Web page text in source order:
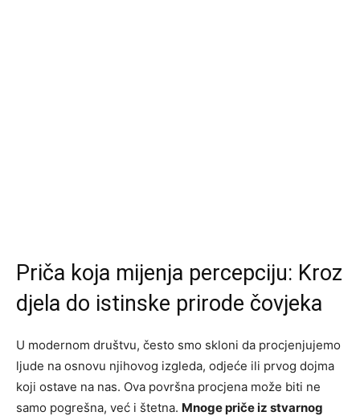
Priča koja mijenja percepciju: Kroz
djela do istinske prirode čovjeka
U modernom društvu, često smo skloni da procjenjujemo
ljude na osnovu njihovog izgleda, odjeće ili prvog dojma
koji ostave na nas. Ova površna procjena može biti ne
samo pogrešna, već i štetna. Mnoge priče iz stvarnog